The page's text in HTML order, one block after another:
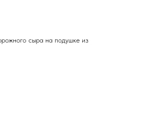
сыра на подушке из